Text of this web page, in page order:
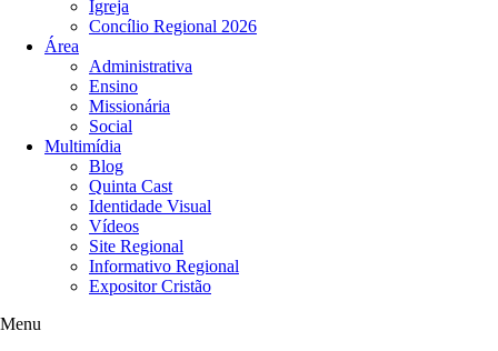
Igreja
Concílio Regional 2026
Área
Administrativa
Ensino
Missionária
Social
Multimídia
Blog
Quinta Cast
Identidade Visual
Vídeos
Site Regional
Informativo Regional
Expositor Cristão
Menu